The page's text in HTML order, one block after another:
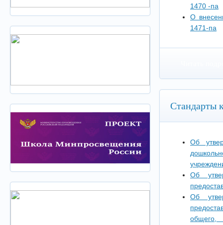
1470 -па
О
1471-па
Стандарты
Об
Об
Об